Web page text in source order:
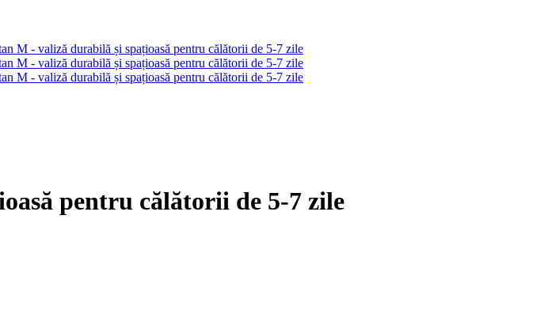
pentru călătorii de 5-7 zile